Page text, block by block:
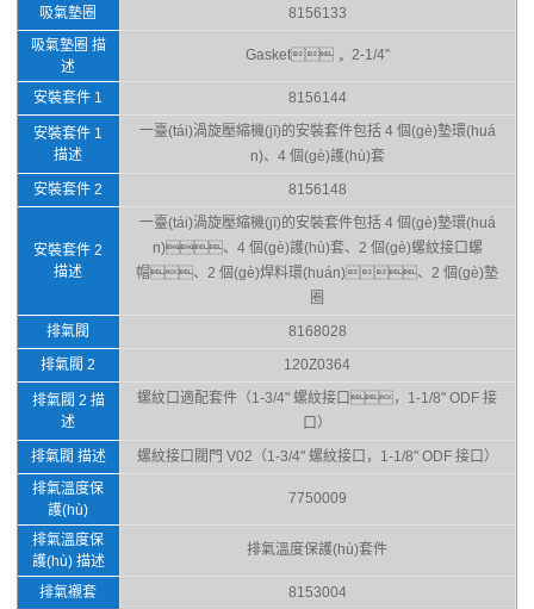
吸氣墊圈
8156133
吸氣墊圈 描
述
Gasket， 2-1/4"
安裝套件 1 8156144
安裝套件 1
描述
一臺(tái)渦旋壓縮機(jī)的安裝套件包括 4 個(gè)墊環(huá
n)、4 個(gè)護(hù)套
安裝套件 2
8156148
安裝套件 2
描述
一臺(tái)渦旋壓縮機(jī)的安裝套件包括 4 個(gè)墊環(huá
n)、4 個(gè)護(hù)套、2 個(gè)螺紋接口螺
帽、2 個(gè)焊料環(huán)、2 個(gè)墊
圈
排氣閥
8168028
排氣閥 2
120Z0364
排氣閥 2 描
述
螺紋口適配套件（1-3/4" 螺紋接口，1-1/8" ODF 接
口）
排氣閥 描述
螺紋接口閥門 V02（1-3/4" 螺紋接口，1-1/8" ODF 接口）
排氣溫度保
護(hù)
7750009
排氣溫度保
護(hù) 描述
排氣溫度保護(hù)套件
排氣襯套 8153004